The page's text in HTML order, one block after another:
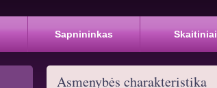
Sapnininkas Skaitiniai
Asmenybės charakteristika